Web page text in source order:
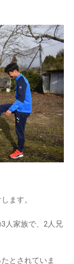
ます。
人家族で、2人兄
とされていま